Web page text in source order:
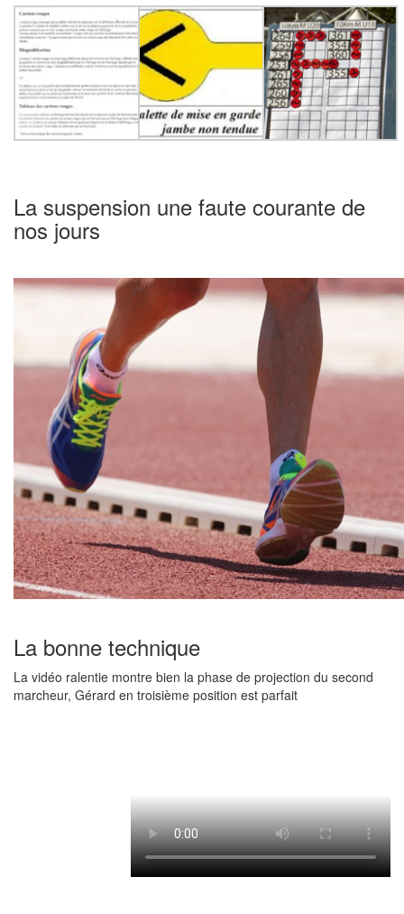
La suspension une faute courante de
nos jours
La bonne technique
La vidéo ralentie montre bien la phase de projection du second
marcheur, Gérard en troisième position est parfait